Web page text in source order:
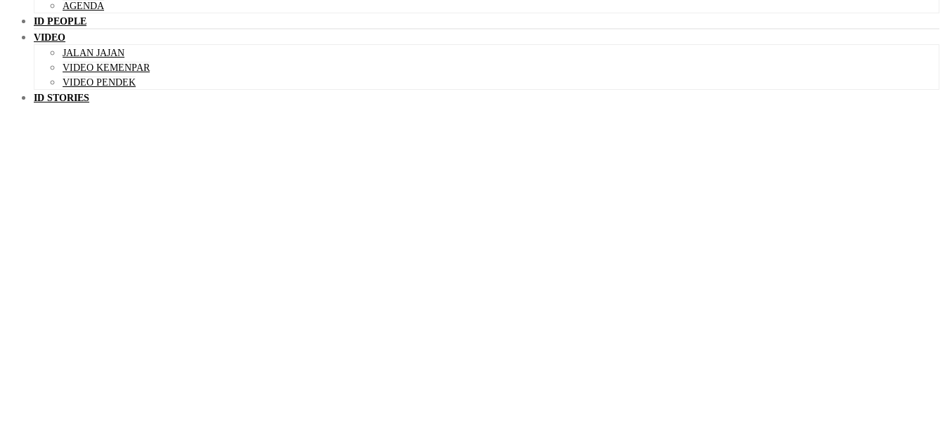
AGENDA
ID PEOPLE
VIDEO
JALAN JAJAN
VIDEO KEMENPAR
VIDEO PENDEK
ID STORIES